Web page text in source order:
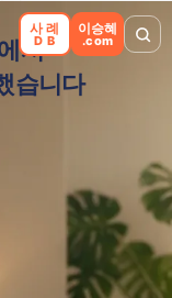
사례
DB
이승혜
.com
례
서
습니다
지 —
보세요.
무죄 · 원심파기